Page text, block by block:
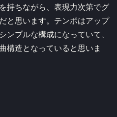
持ちながら、表現力次第でグ
と思います。テンポはアップ
ンプルな構成になっていて、
構造となっていると思いま